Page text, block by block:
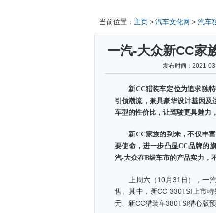
当前位置： 主页 > 汽车文化网 > 汽车
一汽-大众新CC家
发布时间：2021-
新CC猎装车定位为追求独特
引领潮流，兼具豪华设计基因及
车型的性价比，让驾驶更具魅力
新CC家族的到来，不仅丰富
要使命，进一步凸显CC品牌的
汽-大众在B级车市的产品实力，
上周六（10月31日），一汽-
售。其中，新CC 330TSI上市
元、新CC猎装车380TSI猎心版